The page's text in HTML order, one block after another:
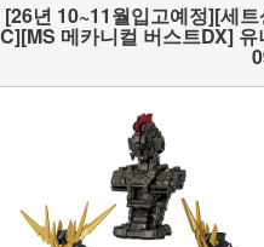
[26년 10~11월입고예정][세
C][MS 메카니컬 버스트DX]